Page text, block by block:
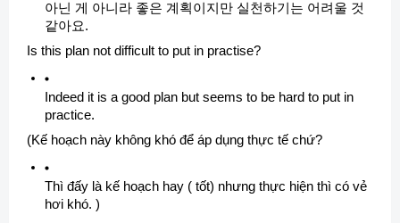
아닌 게 아니라 좋은 계획이지만 실천하기는 어려울 것
같아요.
Is this plan not difficult to put in practise?
Indeed it is a good plan but seems to be hard to put in
practice.
(Kế hoạch này không khó để áp dụng thực tế chứ?
Thì đấy là kế hoạch hay ( tốt) nhưng thực hiện thì có vẻ
hơi khó. )